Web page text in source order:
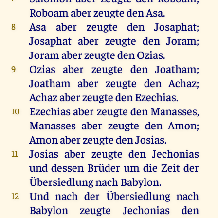
Roboam aber zeugte den Asa.
8
Asa aber zeugte den Josaphat;
Josaphat aber zeugte den Joram;
Joram aber zeugte den Ozias.
9
Ozias aber zeugte den Joatham;
Joatham aber zeugte den Achaz;
Achaz aber zeugte den Ezechias.
10
Ezechias aber zeugte den Manasses,
Manasses aber zeugte den Amon;
Amon aber zeugte den Josias.
11
Josias aber zeugte den Jechonias
und dessen Brüder um die Zeit der
Übersiedlung nach Babylon.
12
Und nach der Übersiedlung nach
Babylon zeugte Jechonias den